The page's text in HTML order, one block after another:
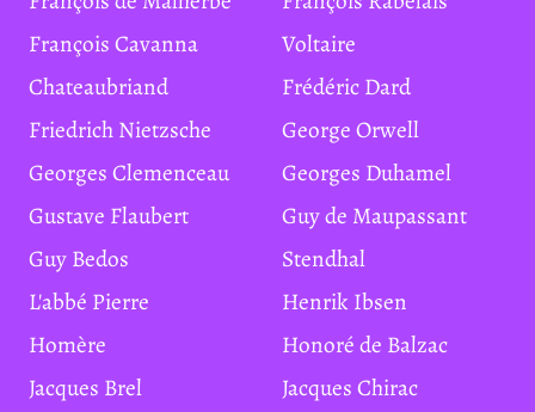
François Cavanna
Voltaire
Chateaubriand
Frédéric Dard
Friedrich Nietzsche
George Orwell
Georges Clemenceau
Georges Duhamel
Gustave Flaubert
Guy de Maupassant
Guy Bedos
Stendhal
L'abbé Pierre
Henrik Ibsen
Homère
Honoré de Balzac
Jacques Brel
Jacques Chirac